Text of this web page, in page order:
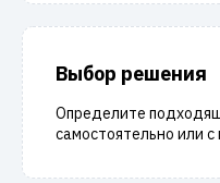
Выбор решения
Определите
самостоятельно или